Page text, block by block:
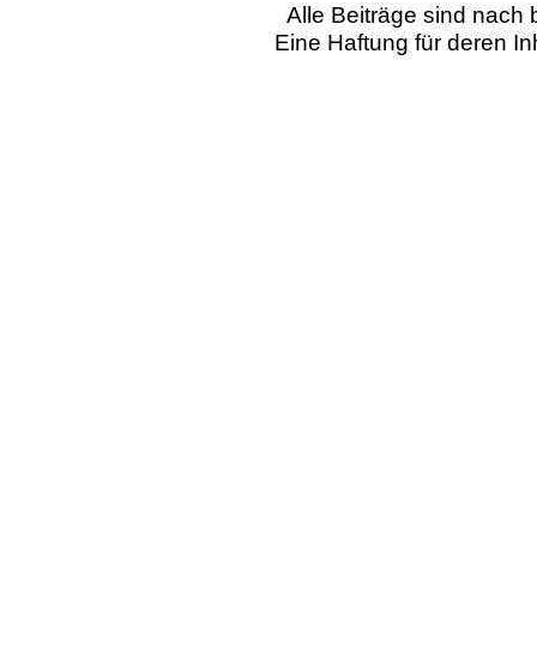
Alle Beiträge sind nach
Eine Haftung für deren